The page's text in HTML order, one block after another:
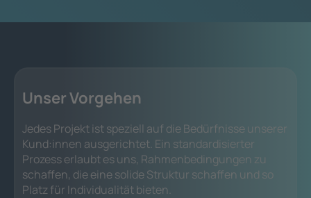
Unser Vorgehen
Jedes Projekt ist speziell auf die Bedürfnisse unserer
Kund:innen ausgerichtet. Ein standardisierter
Prozess erlaubt es uns, Rahmenbedingungen zu
schaffen, die eine solide Struktur schaffen und so
Platz für Individualität bieten.